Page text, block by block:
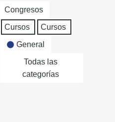
Congresos
Cursos Cursos
General
Todas las
categorías